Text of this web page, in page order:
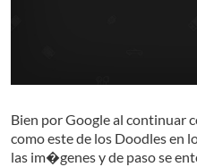
Bien por Google al continuar
como este de los Doodles en
las im�genes y de paso se